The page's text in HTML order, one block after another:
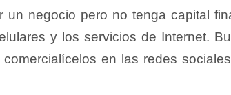
un negocio pero no tenga capital
y los servicios de Internet.
en las redes